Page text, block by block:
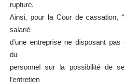
rupture.
Ainsi, pour la Cour de cassation,
salarié
d’une entreprise ne disposant pas
du
personnel sur la possibilité de
l’entretien